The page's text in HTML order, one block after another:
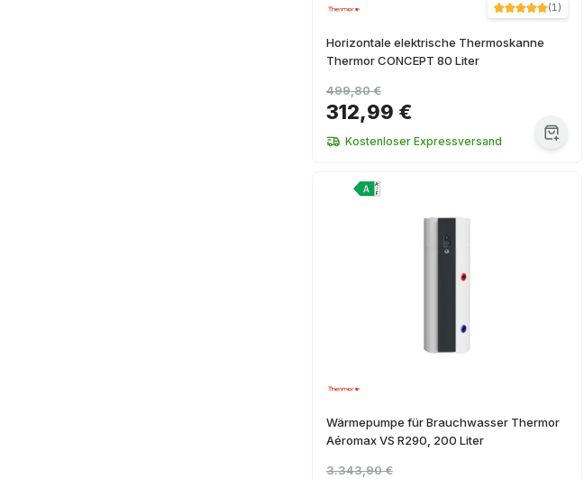
(1)
Horizontale elektrische Thermoskanne
Thermor CONCEPT 80 Liter
312,99 €
499,80 €
Kostenloser Expressversand
Wärmepumpe für Brauchwasser Thermor
Aéromax VS R290, 200 Liter
3.343,90 €